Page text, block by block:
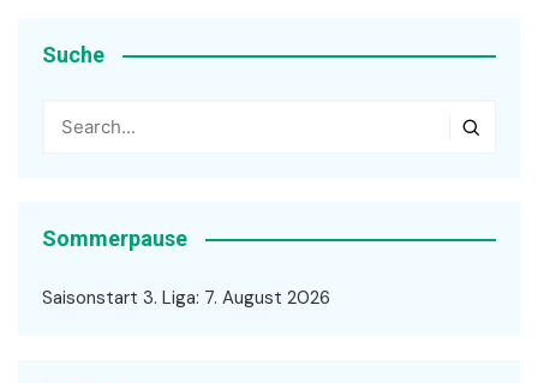
Suche
Sommerpause
Saisonstart 3. Liga: 7. August 2026